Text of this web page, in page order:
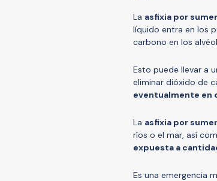
La asfixia por
líquido entra en los
carbono en los
Esto puede llevar a
eliminar dióxido de
eventualmente en
La asfixia por
ríos o el mar, así
expuesta a
Es una emergencia